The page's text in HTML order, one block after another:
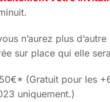
n’aurez plus
sur place qui elle
(Gratuit pour les
uniquement.)